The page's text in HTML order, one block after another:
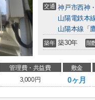
交通 神戸市西神
山陽電鉄本
山陽本線 「
築年 築30年 階
管理費・共益費 敷金
3,000円 0ヶ月